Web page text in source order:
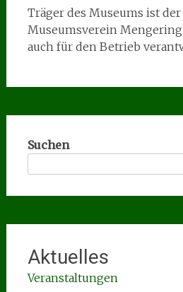
Träger des Museums ist
Museumsverein
auch für den Betrieb
Suchen
Aktuelles
Veranstaltungen